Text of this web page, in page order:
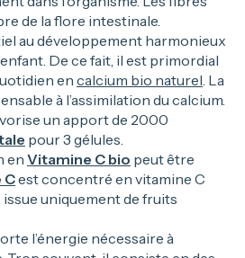
de la flore intestinale.
au développement harmonieux
De ce fait, il est primordial
en calcium bio naturel . La
à l’assimilation du calcium.
un apport de 2000
pour 3 gélules.
en Vitamine C bio peut être
Cest concentré en vitamine C
uniquement de fruits
l’énergie nécessaire à